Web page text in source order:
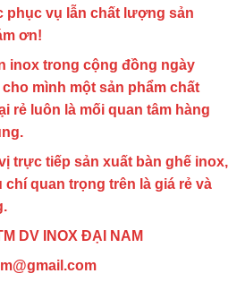
phục vụ lẫn chất lượng sản
ơn!
inox trong cộng đồng ngày
mình một sản phẩm chất
rẻ luôn là mối quan tâm hàng
trực tiếp sản xuất bàn ghế inox,
chí quan trọng trên là giá rẻ và
DV INOX ĐẠI NAM